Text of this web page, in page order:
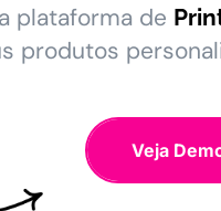
plataforma de
produtos
Veja